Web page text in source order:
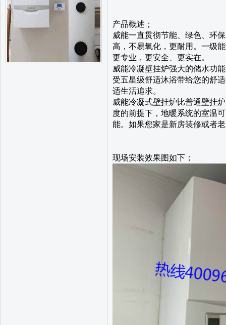
产品概述；
威能一直贯彻节能、绿色、环
高，不易氧化，更耐用。一级
更专业，更安全、更实在。
威能冷凝壁挂炉强大的储水功
受五星级舒适沐浴带给您的舒
适生活追求。
威能冷凝式壁挂炉比普通壁挂
度的前提下，地暖系统的室温
能。如果您家是新房装修或者
现场安装效果图如下；